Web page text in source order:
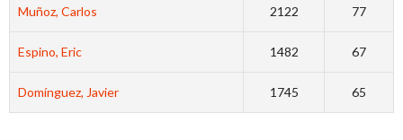
Muñoz, Carlos 2122 77
Espino, Eric 1482 67
Domínguez, Javier 1745 65